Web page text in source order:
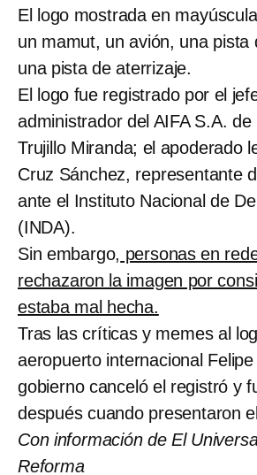
El logo mostrada en
un mamut, un avión, una pista
una pista de aterrizaje.
El logo fue registrado por el
administrador del AIFA S.A. de
Trujillo Miranda; el apoderado
Cruz Sánchez, representante
ante el Instituto Nacional de
(INDA).
Sin embargo, personas en
rechazaron la imagen por
estaba mal hecha.
Tras las críticas y memes al
aeropuerto internacional Felipe
gobierno canceló el registró y
después cuando presentaron
Con información de El
Reforma